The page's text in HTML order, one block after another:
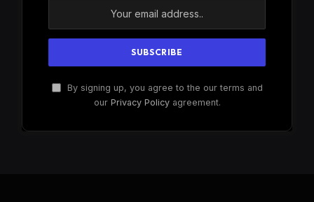
By signing up, you agree to the our terms and
our Privacy Policyagreement.